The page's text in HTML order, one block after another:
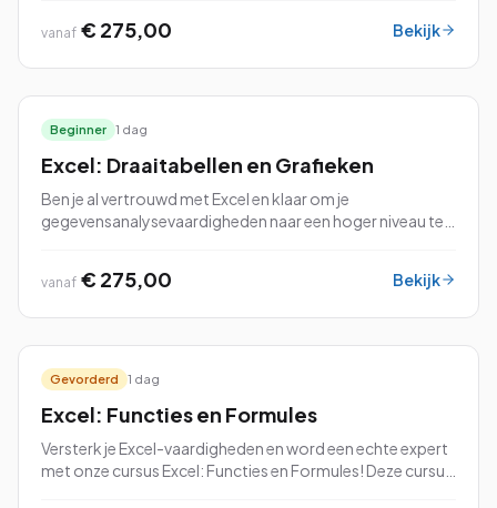
vanaf € 275,00 Bekijk
Beginner 1 dag
Excel: Draaitabellen en Grafieken
Ben je al vertrouwd met Excel en klaar om je
gegevensanalysevaardigheden naar een hoger niveau te
vanaf € 275,00 Bekijk
Gevorderd 1 dag
Excel: Functies en Formules
Versterk je Excel-vaardigheden en word een echte expert
met onze cursus Excel: Functies en Formules! Deze cursus